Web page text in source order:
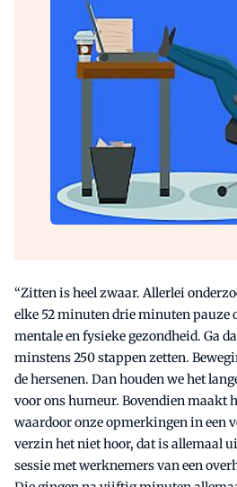
“Zitten is heel zwaar. Allerlei
elke 52 minuten drie minuten pauze
mentale en fysieke gezondheid. Ga
minstens 250 stappen zetten.
de hersenen. Dan houden we het
voor ons humeur. Bovendien maakt
waardoor onze opmerkingen in een
verzin het niet hoor, dat is allemaal
sessie met werknemers van een